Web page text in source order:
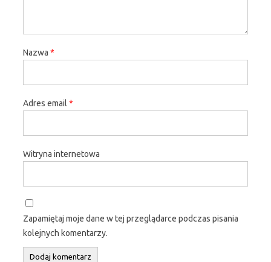
Nazwa *
Adres email *
Witryna internetowa
Zapamiętaj moje dane w tej przeglądarce podczas pisania
kolejnych komentarzy.